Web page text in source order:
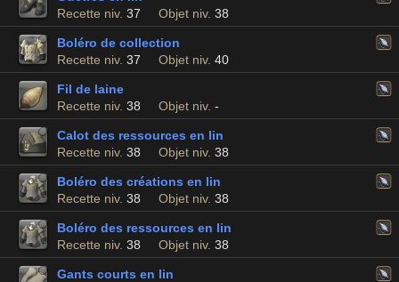
Recette niv. 37 Objet niv. 38
Boléro de collection
Recette niv. 37 Objet niv. 40
Fil de laine
Recette niv. 38 Objet niv. -
Calot des ressources en lin
Recette niv. 38 Objet niv. 38
Boléro des créations en lin
Recette niv. 38 Objet niv. 38
Boléro des ressources en lin
Recette niv. 38 Objet niv. 38
Gants courts en lin